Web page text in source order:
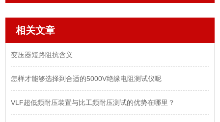
相关文章
变压器短路阻抗含义
怎样才能够选择到合适的5000V绝缘电阻测试仪呢
VLF超低频耐压装置与比工频耐压测试的优势在哪里？